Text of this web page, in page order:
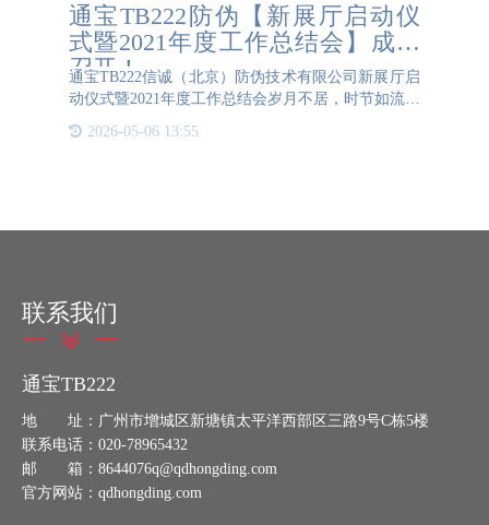
通宝TB222防伪【新展厅启动仪
式暨2021年度工作总结会】成功
召开！
通宝TB222信诚（北京）防伪技术有限公司新展厅启
动仪式暨2021年度工作总结会岁月不居，时节如流。
脑海中回放。这一年，春去冬来，似水如烟，为公司
2026-05-06 13:55
联系我们
通宝TB222
地 址：广州市增城区新塘镇太平洋西部区三路9号C栋5楼
联系电话：020-78965432
邮 箱：8644076q@qdhongding.com
官方网站：qdhongding.com